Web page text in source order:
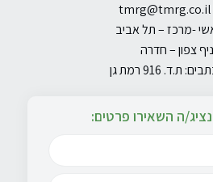
tmrg@tmrg.co.il
-מרכז – תל אביב
צפון – חדרה
916 רמת גן
ה השאירו פרטים: